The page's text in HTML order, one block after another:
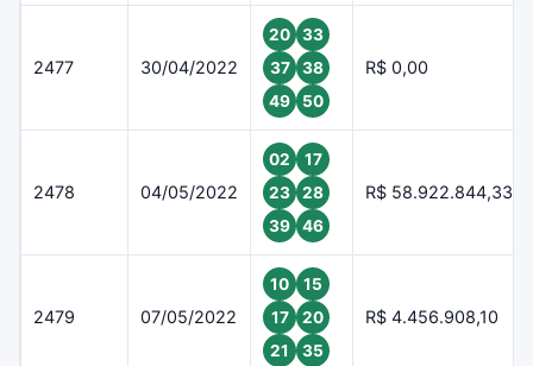
2477 30/04/2022
20
33
37
38
49
50
R$ 0,00
2478 04/05/2022
02
17
23
28
39
46
R$ 58.922.844,33
2479 07/05/2022
10
15
17
20
21
35
R$ 4.456.908,10